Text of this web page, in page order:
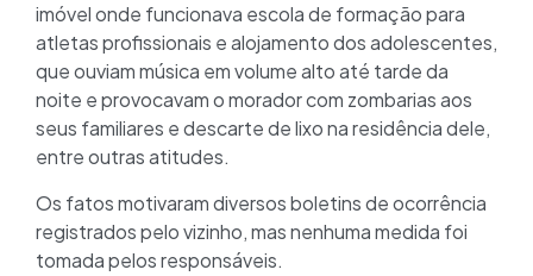
imóvel onde funcionava escola de formação para
atletas profissionais e alojamento dos adolescentes,
que ouviam música em volume alto até tarde da
noite e provocavam o morador com zombarias aos
seus familiares e descarte de lixo na residência dele,
entre outras atitudes.
Os fatos motivaram diversos boletins de ocorrência
registrados pelo vizinho, mas nenhuma medida foi
tomada pelos responsáveis.